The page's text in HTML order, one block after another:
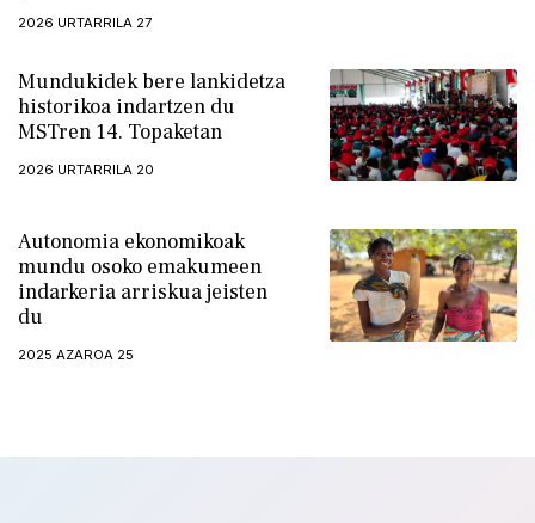
2026 URTARRILA 27
Mundukidek bere lankidetza
historikoa indartzen du
MSTren 14. Topaketan
2026 URTARRILA 20
Autonomia ekonomikoak
mundu osoko emakumeen
indarkeria arriskua jeisten
du
2025 AZAROA 25